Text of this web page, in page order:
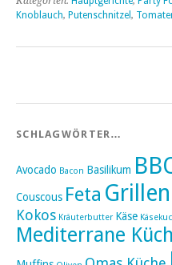
Knoblauch, Putenschnitzel ,
SCHLAGWÖRTER…
Avocado Bacon Basilikum
Couscous Feta Grillen
Kokos Kräuterbutter Käse
Mediterrane